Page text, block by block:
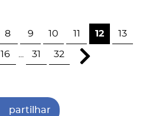
8 9 10 11 12 13
16 31 32
partilhar